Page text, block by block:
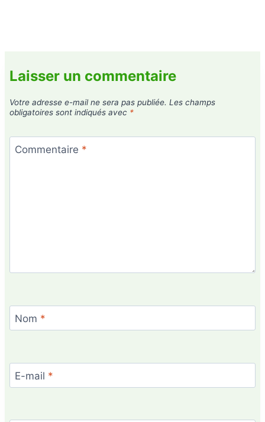
Laisser un commentaire
Votre adresse e-mail ne sera pas publiée. Les champs
obligatoires sont indiqués avec *
Commentaire *
Nom *
E-mail *